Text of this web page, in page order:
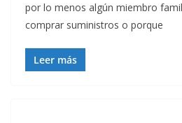
por lo menos algún miembro
comprar suministros o porque
Leer más